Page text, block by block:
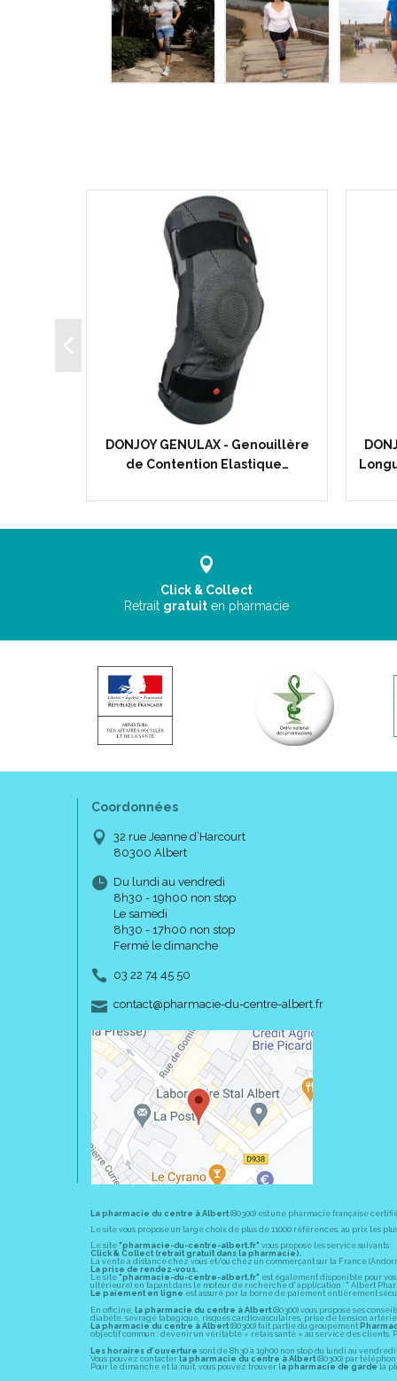
DONJOY GENULAX - Genouillère
de Contention Elastique…
Click & Collect
Retrait gratuit en pharmacie
Coordonnées
32 rue Jeanne d’Harcourt
80300 Albert
Du lundi au vendredi
8h30 - 19h00 non stop
Le samedi
8h30 - 17h00 non stop
Fermé le dimanche
03 22 74 45 50
contact-
@-
pharmacie-du-centre-albert.fr
La pharmacie du centre à Albert(80300) est une pharmacie française
Le site vous propose un large choix de plus de 11000 références, au prix les
Le site "pharmacie-du-centre-albert.fr" vous propose les service suivants :
Click & Collect (retrait gratuit dans la pharmacie).
La vente à distance chez vous et/ou chez un commerçant sur la France
La prise de rendez-vous.
Le site "pharmacie-du-centre-albert.fr" est également disponible pour vos
ultérieure) en tapant dans le moteur de recherche d' application : " Albert
Le paiement en ligne est assuré par la borne de paiement entièrement
En officine, la pharmacie du centre à Albert(80300) vous propose ses
diabète, sevrage tabagique, risques cardiovasculaires, prise de tension
La pharmacie du centre à Albert(80300) fait partie du groupement
objectif commun : devenir un véritable « relais santé » au service des clients.
Les horaires d'ouverture sont de 8h30 à 19h00 non stop du lundi au
Vous pouvez contacter la pharmacie du centre à Albert(80300) par
Pour le dimanche et la nuit, vous pouvez trouver la pharmacie de garde la